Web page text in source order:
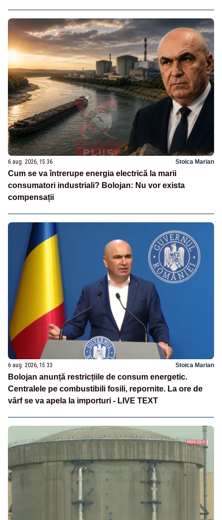
6 aug. 2026, 15:36 Stoica Marian
Cum se va întrerupe energia electrică la marii
consumatori industriali? Bolojan: Nu vor exista
compensații
6 aug. 2026, 15:33 Stoica Marian
Bolojan anunță restricțiile de consum energetic.
Centralele pe combustibili fosili, repornite. La ore de
vârf se va apela la importuri - LIVE TEXT